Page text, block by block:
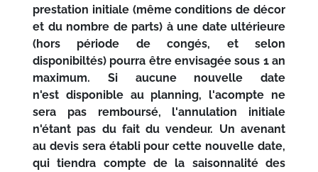
prestation initiale (même conditions de décor
et du nombre de parts) à une date ultérieure
(hors période de congés, et selon
disponibiltés) pourra être envisagée sous 1 an
maximum. Si aucune nouvelle date
n'est disponible au planning, l'acompte ne
sera pas remboursé, l'annulation initiale
n'étant pas du fait du vendeur. Un avenant
au devis sera établi pour cette nouvelle date,
qui tiendra compte de la saisonnalité des